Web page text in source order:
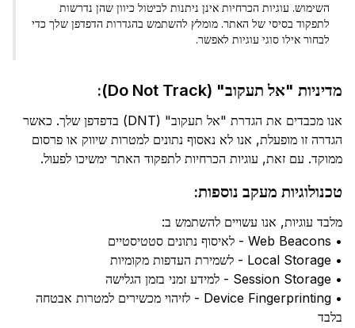
השימוש. עוגיות הכרחיות אינן ניתנות לביטול כיוון שהן נדרשות
לתפקוד בסיסי של האתר. מומלץ להשתמש בהגדרות הדפדפן שלך כדי
לבחור אילו סוגי עוגיות לאפשר.
מדיניות "אל תעקוב" (Do Not Track):
אנו מכבדים את הגדרת "אל תעקוב" (DNT) בדפדפן שלך. כאשר
הגדרה זו מופעלת, אנו לא נאסוף נתונים למטרות שיווק או פרסום
ממוקד. עם זאת, עוגיות הכרחיות לתפקוד האתר ימשיכו לפעול.
טכנולוגיות מעקב נוספות:
מלבד עוגיות, אנו עשויים להשתמש ב:
• Web Beacons - לאיסוף נתונים סטטיסטיים
• Local Storage - לשמירת העדפות מקומיות
• Session Storage - למידע זמני בזמן הגלישה
• Device Fingerprinting - לזיהוי מכשירים למטרות אבטחה
בלבד